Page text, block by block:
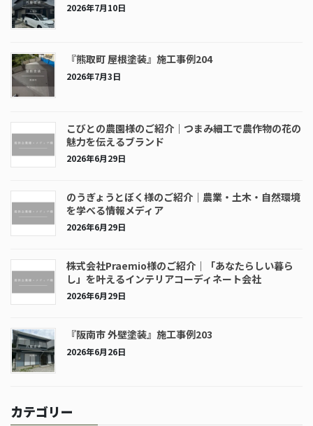
2026年7月10日
『熊取町 屋根塗装』施工事例204
2026年7月3日
こびとの農園様のご紹介｜つまみ細工で農作物の花の
魅力を伝えるブランド
2026年6月29日
のうぎょうとぼく様のご紹介｜農業・土木・自然環境
を学べる情報メディア
2026年6月29日
株式会社Praemio様のご紹介｜「あなたらしい暮ら
し」を叶えるインテリアコーディネート会社
2026年6月29日
『阪南市 外壁塗装』施工事例203
2026年6月26日
カテゴリー